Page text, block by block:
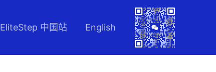
EliteStep 中国站 English